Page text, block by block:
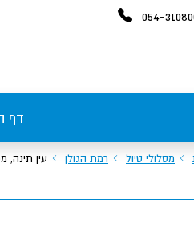
054-
דף
מסלולי טיול רמת הגולן עין תינה,